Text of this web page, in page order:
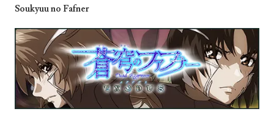
Soukyuu no Fafner